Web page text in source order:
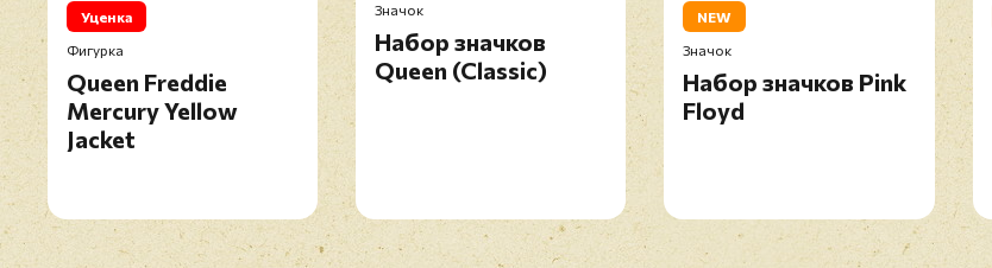
Уценка
Фигурка
Queen Freddie
Mercury Yellow
Jacket
Значок
Набор значков
Queen (Classic)
NEW
Значок
Набор значков Pink
Floyd